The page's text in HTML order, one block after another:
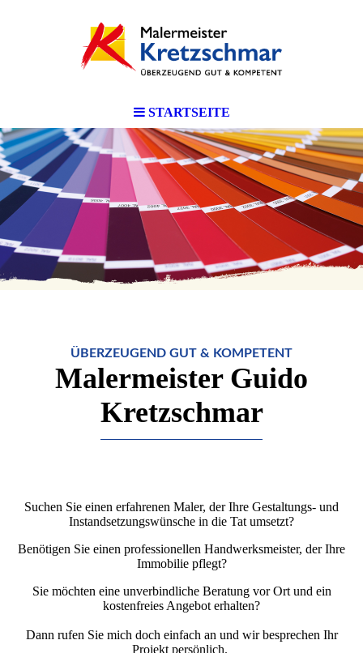
STARTSEITE
ÜBERZEUGEND GUT & KOMPETENT
Malermeister Guido
Kretzschmar
Suchen Sie einen erfahrenen Maler, der Ihre Gestaltungs- und
Instandsetzungswünsche in die Tat umsetzt?
Benötigen Sie einen pro­fes­sio­nel­len Handwerksmeister, der Ihre
Immobilie pflegt?
Sie möchten eine unverbindliche Beratung vor Ort und ein
kostenfreies Angebot erhalten?
Dann rufen Sie mich doch einfach an und wir besprechen Ihr
Projekt persönlich.